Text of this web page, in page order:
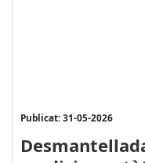
Publicat: 31-05-2026